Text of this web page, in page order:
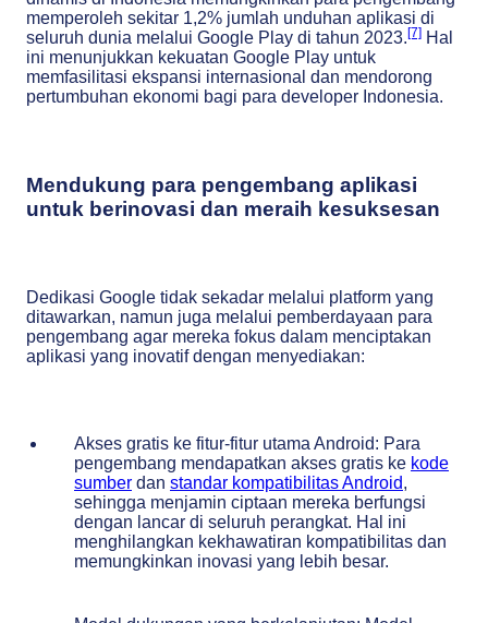
memperoleh sekitar 1,2% jumlah unduhan aplikasi di
seluruh dunia melalui Google Play di tahun 2023.[7] Hal
ini menunjukkan kekuatan Google Play untuk
memfasilitasi ekspansi internasional dan mendorong
pertumbuhan ekonomi bagi para developer Indonesia.
Mendukung para pengembang aplikasi
untuk berinovasi dan meraih kesuksesan
Dedikasi Google tidak sekadar melalui platform yang
ditawarkan, namun juga melalui pemberdayaan para
pengembang agar mereka fokus dalam menciptakan
aplikasi yang inovatif dengan menyediakan:
Akses gratis ke fitur-fitur utama Android: Para
pengembang mendapatkan akses gratis ke kode
sumber dan standar kompatibilitas Android,
sehingga menjamin ciptaan mereka berfungsi
dengan lancar di seluruh perangkat. Hal ini
menghilangkan kekhawatiran kompatibilitas dan
memungkinkan inovasi yang lebih besar.